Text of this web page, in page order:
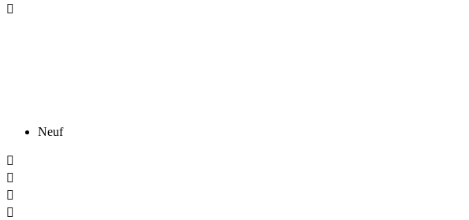

Neuf



